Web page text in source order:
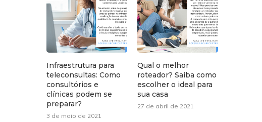
Infraestrutura para
teleconsultas: Como
consultórios e
clínicas podem se
preparar?
3 de maio de 2021
Qual o melhor
roteador? Saiba como
escolher o ideal para
sua casa
27 de abril de 2021